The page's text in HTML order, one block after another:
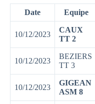
Date Equipe
10/12/2023
CAUX
TT 2
10/12/2023
BEZIERS
TT 3
10/12/2023
GIGEAN
ASM 8